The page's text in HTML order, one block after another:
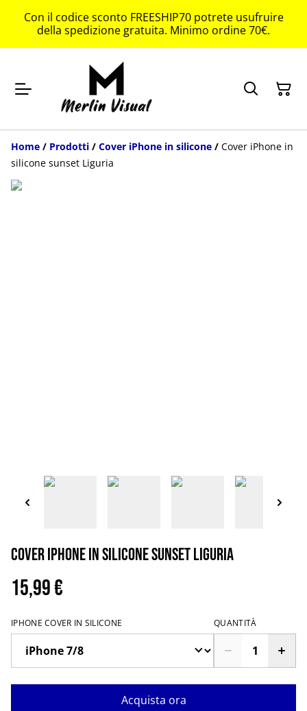
Con il codice sconto FREESHIP70 potrete usufruire
della spedizione gratuita. Minimo ordine 70€.
Home / Prodotti / Cover iPhone in silicone / Cover iPhone in
silicone sunset Liguria
Cover iPhone in silicone sunset Liguria
15,99 €
IPHONE COVER IN SILICONE QUANTITÀ
Acquista ora